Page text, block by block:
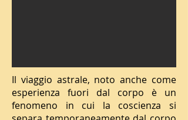
Il viaggio astrale, noto anche come
esperienza fuori dal corpo è un
fenomeno in cui la coscienza si